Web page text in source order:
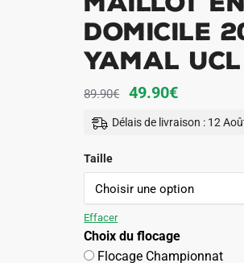
Domicile
Yamal UCL
89.90€
Le
prix
89.90€.
49.90€Le
prix
49.90€.
Délais de livraison : 12
Taille
Effacer
Choix du flocage
Flocage Championnat